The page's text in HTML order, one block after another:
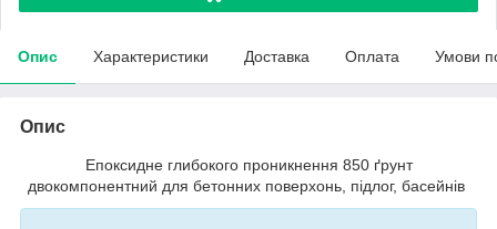
Опис Характеристики Доставка Оплата Умови
Опис
Епоксидне глибокого проникнення 850 ґрунт
двокомпонентний для бетонних поверхонь, підлог, басейнів